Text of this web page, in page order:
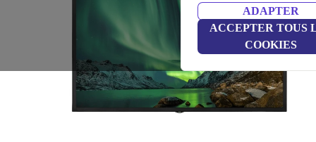
ADAPTER
ACCEPTER TOUS
COOKIES